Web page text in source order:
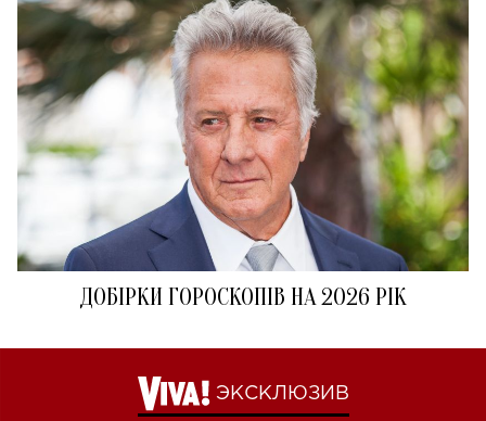
ДОБІРКИ ГОРОСКОПІВ НА 2026 РІК
ЭКСКЛЮЗИВ